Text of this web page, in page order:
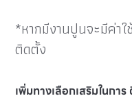
*หากมีงานปูนจะมีค่าใ
ติดตั้ง
เพิ่มทางเลือกเสริมในกา